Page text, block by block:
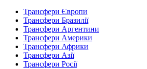
Трансфери Європи
Трансфери Бразилії
Трансфери Аргентини
Трансфери Америки
Трансфери Африки
Трансфери Азії
Трансфери Росії